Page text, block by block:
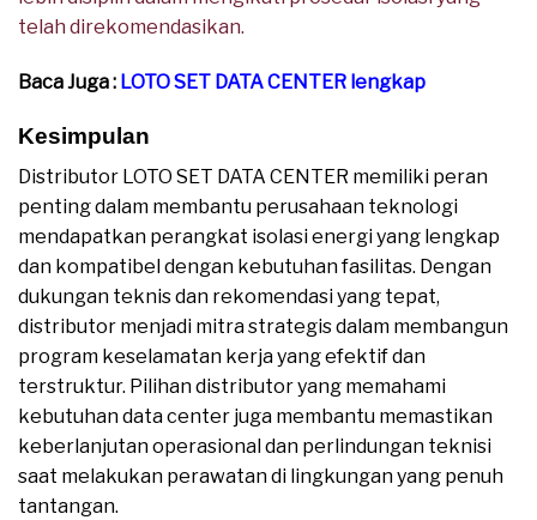
telah direkomendasikan.
Baca Juga : LOTO SET DATA CENTER lengkap
Kesimpulan
Distributor LOTO SET DATA CENTER memiliki peran
penting dalam membantu perusahaan teknologi
mendapatkan perangkat isolasi energi yang lengkap
dan kompatibel dengan kebutuhan fasilitas. Dengan
dukungan teknis dan rekomendasi yang tepat,
distributor menjadi mitra strategis dalam membangun
program keselamatan kerja yang efektif dan
terstruktur. Pilihan distributor yang memahami
kebutuhan data center juga membantu memastikan
keberlanjutan operasional dan perlindungan teknisi
saat melakukan perawatan di lingkungan yang penuh
tantangan.